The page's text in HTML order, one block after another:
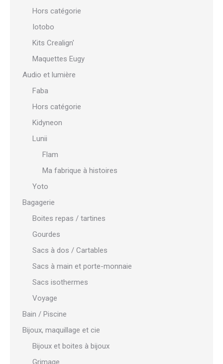
Hors catégorie
Iotobo
Kits Crealign'
Maquettes Eugy
Audio et lumière
Faba
Hors catégorie
Kidyneon
Lunii
Flam
Ma fabrique à histoires
Yoto
Bagagerie
Boites repas / tartines
Gourdes
Sacs à dos / Cartables
Sacs à main et porte-monnaie
Sacs isothermes
Voyage
Bain / Piscine
Bijoux, maquillage et cie
Bijoux et boites à bijoux
Grimage